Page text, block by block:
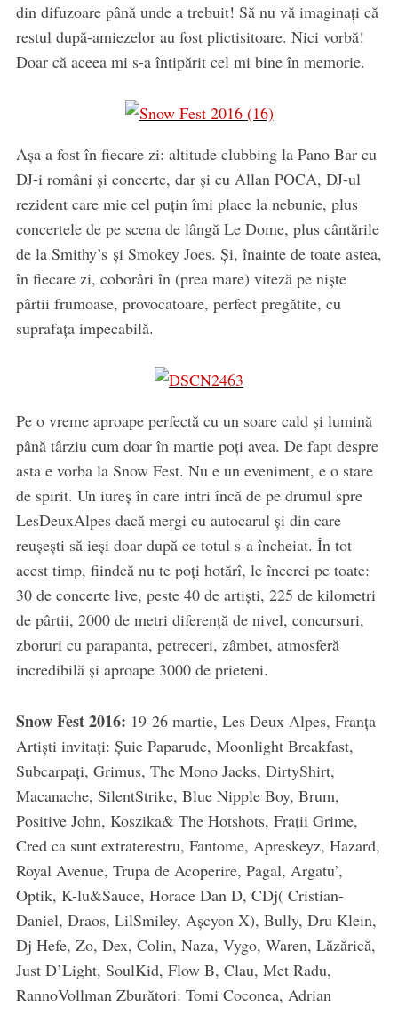
din difuzoare până unde a trebuit! Să nu vă imaginați că
restul după-amiezelor au fost plictisitoare. Nici vorbă!
Doar că aceea mi s-a întipărit cel mi bine în memorie.
Așa a fost în fiecare zi: altitude clubbing la Pano Bar cu
DJ-i români și concerte, dar și cu Allan POCA, DJ-ul
rezident care mie cel puțin îmi place la nebunie, plus
concertele de pe scena de lângă Le Dome, plus cântările
de la Smithy’s și Smokey Joes. Și, înainte de toate astea,
în fiecare zi, coborâri în (prea mare) viteză pe niște
pârtii frumoase, provocatoare, perfect pregătite, cu
suprafața impecabilă.
Pe o vreme aproape perfectă cu un soare cald și lumină
până târziu cum doar în martie poți avea. De fapt despre
asta e vorba la Snow Fest. Nu e un eveniment, e o stare
de spirit. Un iureș în care intri încă de pe drumul spre
LesDeuxAlpes dacă mergi cu autocarul și din care
reușești să ieși doar după ce totul s-a încheiat. În tot
acest timp, fiindcă nu te poți hotărî, le încerci pe toate:
30 de concerte live, peste 40 de artiști, 225 de kilometri
de pârtii, 2000 de metri diferență de nivel, concursuri,
zboruri cu parapanta, petreceri, zâmbet, atmosferă
incredibilă și aproape 3000 de prieteni.
Snow Fest 2016: 19-26 martie, Les Deux Alpes, Franța
Artiști invitați: Șuie Paparude, Moonlight Breakfast,
Subcarpați, Grimus, The Mono Jacks, DirtyShirt,
Macanache, SilentStrike, Blue Nipple Boy, Brum,
Positive John, Koszika& The Hotshots, Frații Grime,
Cred ca sunt extraterestru, Fantome, Apreskeyz, Hazard,
Royal Avenue, Trupa de Acoperire, Pagal, Argatu’,
Optik, K-lu&Sauce, Horace Dan D, CDj( Cristian-
Daniel, Draos, LilSmiley, Așcyon X), Bully, Dru Klein,
Dj Hefe, Zo, Dex, Colin, Naza, Vygo, Waren, Lăzărică,
Just D’Light, SoulKid, Flow B, Clau, Met Radu,
RannoVollman Zburători: Tomi Coconea, Adrian